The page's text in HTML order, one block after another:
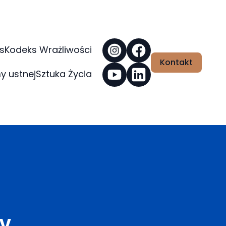
Kodeks Wrażliwości
ustnejSztuka Życia
Kontakt